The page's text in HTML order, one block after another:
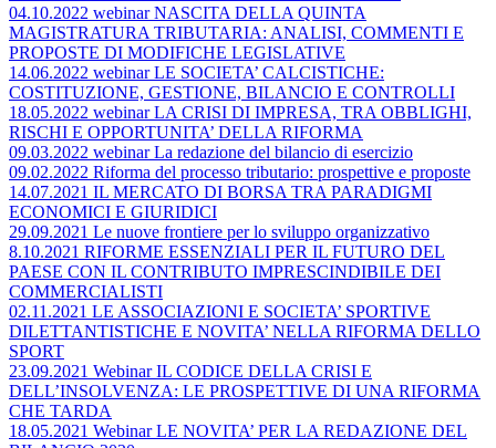
04.10.2022 webinar NASCITA DELLA QUINTA
MAGISTRATURA TRIBUTARIA: ANALISI, COMMENTI E
PROPOSTE DI MODIFICHE LEGISLATIVE
14.06.2022 webinar LE SOCIETA’ CALCISTICHE:
COSTITUZIONE, GESTIONE, BILANCIO E CONTROLLI
18.05.2022 webinar LA CRISI DI IMPRESA, TRA OBBLIGHI,
RISCHI E OPPORTUNITA’ DELLA RIFORMA
09.03.2022 webinar La redazione del bilancio di esercizio
09.02.2022 Riforma del processo tributario: prospettive e proposte
14.07.2021 IL MERCATO DI BORSA TRA PARADIGMI
ECONOMICI E GIURIDICI
29.09.2021 Le nuove frontiere per lo sviluppo organizzativo
8.10.2021 RIFORME ESSENZIALI PER IL FUTURO DEL
PAESE CON IL CONTRIBUTO IMPRESCINDIBILE DEI
COMMERCIALISTI
02.11.2021 LE ASSOCIAZIONI E SOCIETA’ SPORTIVE
DILETTANTISTICHE E NOVITA’ NELLA RIFORMA DELLO
SPORT
23.09.2021 Webinar IL CODICE DELLA CRISI E
DELL’INSOLVENZA: LE PROSPETTIVE DI UNA RIFORMA
CHE TARDA
18.05.2021 Webinar LE NOVITA’ PER LA REDAZIONE DEL